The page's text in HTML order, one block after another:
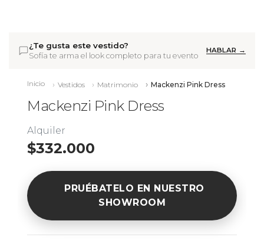
¿Te gusta este vestido?
Sofía te arma el look completo para tu evento
HABLAR →
Inicio Vestidos Matrimonio Mackenzi Pink Dress
Mackenzi Pink Dress
Alquiler
$332.000
PRUÉBATELO EN NUESTRO
SHOWROOM